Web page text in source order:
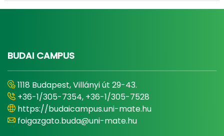
BUDAI CAMPUS
1118 Budapest, Villányi út 29-43.
+36-1/305-7354, +36-1/305-7528
https://budaicampus.uni-mate.hu
foigazgato.buda@uni-mate.hu